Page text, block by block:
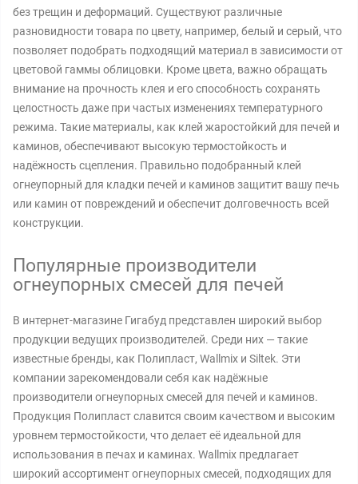
без трещин и деформаций. Существуют различные
разновидности товара по цвету, например, белый и серый, что
позволяет подобрать подходящий материал в зависимости от
цветовой гаммы облицовки. Кроме цвета, важно обращать
внимание на прочность клея и его способность сохранять
целостность даже при частых изменениях температурного
режима. Такие материалы, как клей жаростойкий для печей и
каминов, обеспечивают высокую термостойкость и
надёжность сцепления. Правильно подобранный клей
огнеупорный для кладки печей и каминов защитит вашу печь
или камин от повреждений и обеспечит долговечность всей
конструкции.
Популярные производители
огнеупорных смесей для печей
В интернет-магазине Гигабуд представлен широкий выбор
продукции ведущих производителей. Среди них — такие
известные бренды, как Полипласт, Wallmix и Siltek. Эти
компании зарекомендовали себя как надёжные
производители огнеупорных смесей для печей и каминов.
Продукция Полипласт славится своим качеством и высоким
уровнем термостойкости, что делает её идеальной для
использования в печах и каминах. Wallmix предлагает
широкий ассортимент огнеупорных смесей, подходящих для